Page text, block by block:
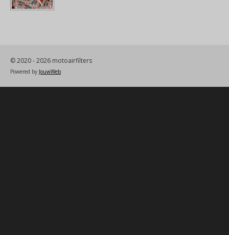
© 2020 - 2026 motoairfilters
Powered by JouwWeb